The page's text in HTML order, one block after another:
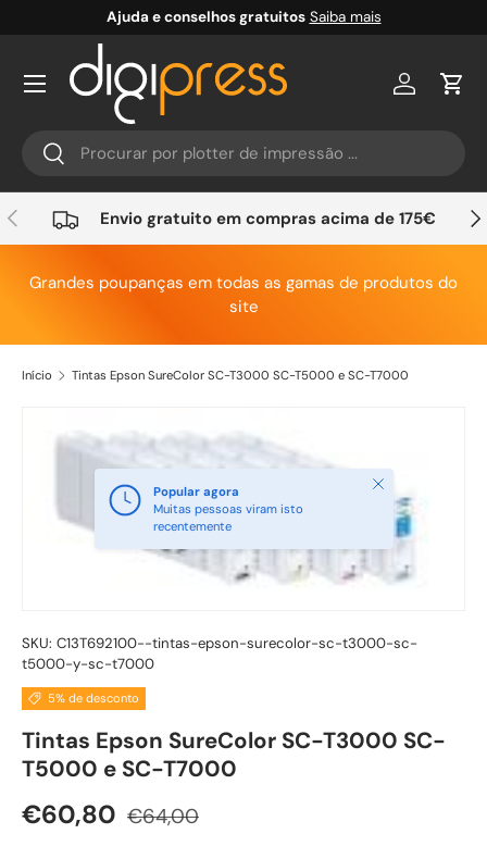
Ir para o conteúdo
Ajuda e conselhos gratuitos Saiba mais
Pesquisar
Pesquisar
Conta
Anterior Envio gratuito em compras acima de 175€
Grandes poupanças em todas as gamas de produtos do
site
Início Tintas Epson SureColor SC-T3000 SC-T5000 e SC-T7000
Saltar para a informação do produto
Popular agora
Muitas pessoas viram isto
recentemente
Fechar
SKU: C13T692100--tintas-epson-surecolor-sc-t3000-sc-
t5000-y-sc-t7000
5% de desconto
Tintas Epson SureColor SC-T3000 SC-
T5000 e SC-T7000
Preço de venda
€60,80 Preço normal
€64,00